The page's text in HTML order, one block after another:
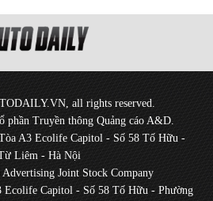
all rights reserved.
phần Truyền thông Quảng cáo A&D.
A3 Ecolife Capitol - Số 58 Tố Hữu -
Liêm - Hà Nội
Joint Stock Company
Ecolife Capitol - Số 58 Tố Hữu - Phường